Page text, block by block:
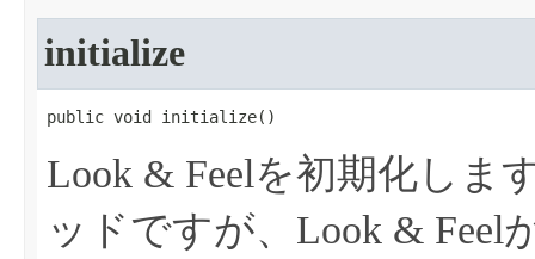
initialize
public void initialize​()
Look & Feelを初期化しま
ッドですが、Look & Feel